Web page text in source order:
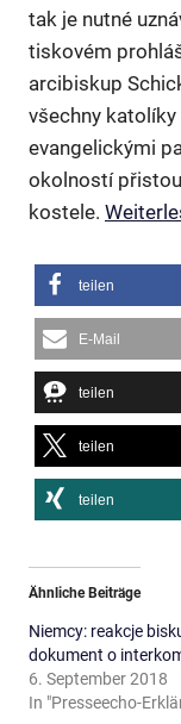
tak je nutné
tiskovém
arcibiskup
všechny
evangelickými
okolností
kostele.
teilen
E-Mail
teilen
teilen
teilen
Ähnliche Beiträge
Niemcy: reakcje
dokument o
6. September 2018
In "Presseecho-